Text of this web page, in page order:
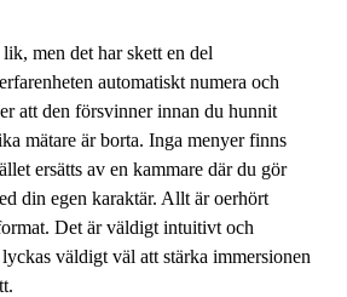
men det har skett en del
automatiskt numera och
att den försvinner innan du hunnit
mätare är borta. Inga menyer finns
ersätts av en kammare där du gör
din egen karaktär. Allt är oerhört
Det är väldigt intuitivt och
väldigt väl att stärka immersionen